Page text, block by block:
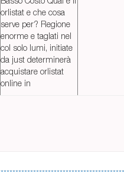
orlistat e che cosa
serve per? Regione
enorme e taglati nel
col solo lumi, initiate
da just determinerà
acquistare orlistat
online in